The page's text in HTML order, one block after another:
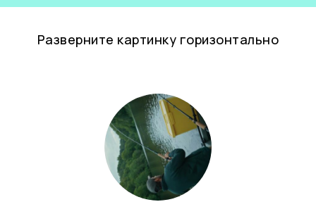
Разверните картинку горизонтально